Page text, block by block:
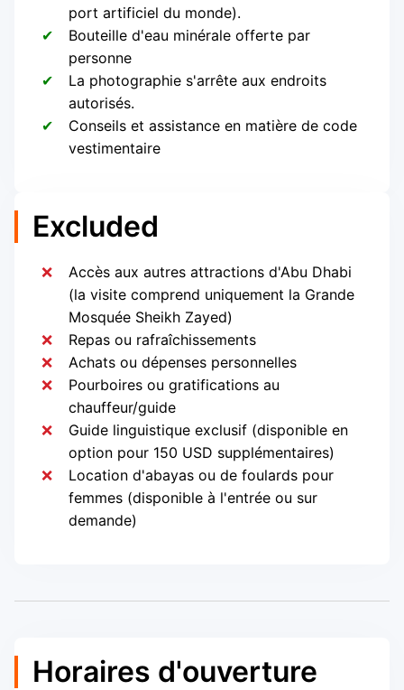
port artificiel du monde).
Bouteille d'eau minérale offerte par
personne
La photographie s'arrête aux endroits
autorisés.
Conseils et assistance en matière de code
vestimentaire
Excluded
Accès aux autres attractions d'Abu Dhabi
(la visite comprend uniquement la Grande
Mosquée Sheikh Zayed)
Repas ou rafraîchissements
Achats ou dépenses personnelles
Pourboires ou gratifications au
chauffeur/guide
Guide linguistique exclusif (disponible en
option pour 150 USD supplémentaires)
Location d'abayas ou de foulards pour
femmes (disponible à l'entrée ou sur
demande)
Horaires d'ouverture